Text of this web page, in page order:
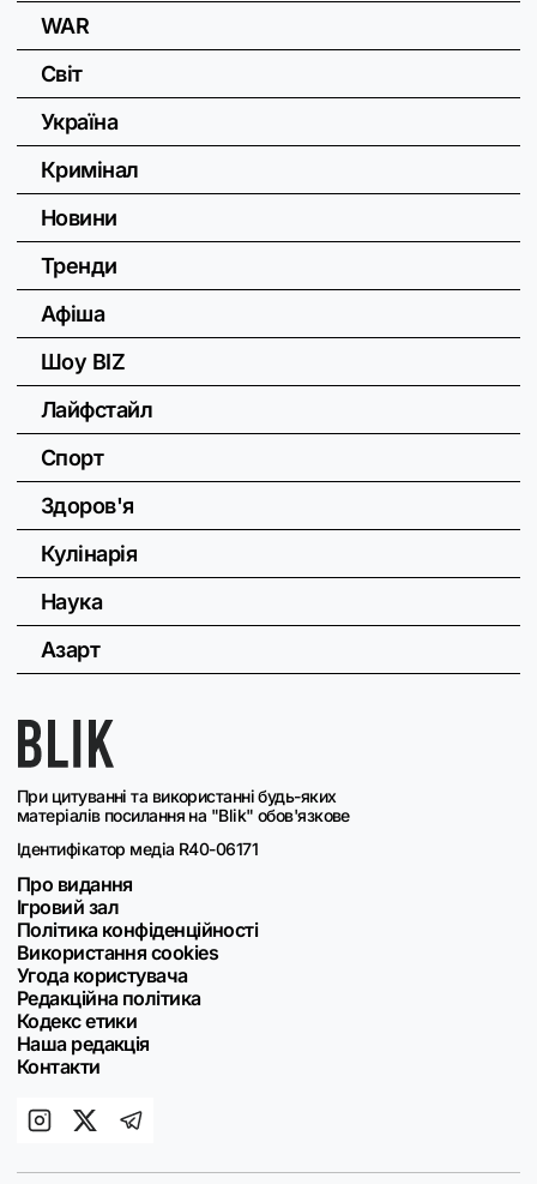
При цитуванні та використанні будь-яких
матеріалів посилання на "Blik" обов'язкове
Ідентифікатор медіа R40-06171
Про видання
Ігровий зал
Політика конфіденційності
Використання cookies
Угода користувача
Редакційна політика
Кодекс етики
Наша редакція
Контакти
WAR
Світ
Україна
Кримінал
Новини
Тренди
Афіша
Шоу BIZ
Лайфстайл
Спорт
Здоров'я
Кулінарія
Наука
Азарт